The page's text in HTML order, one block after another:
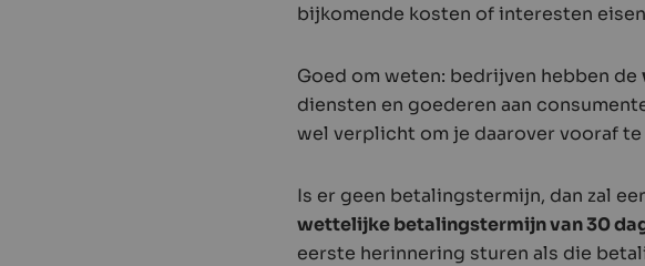
bijkomende kosten of interesten
Goed om weten: bedrijven hebben de
diensten en goederen aan
wel verplicht om je daarover vooraf
Is er geen betalingstermijn, dan zal
wettelijke betalingstermijn van 30
eerste herinnering sturen als die